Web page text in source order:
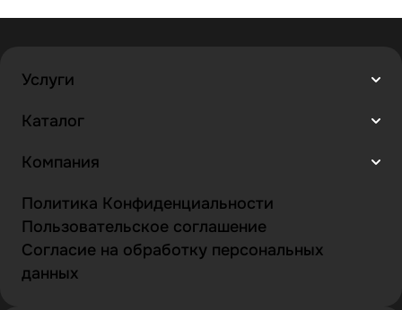
Услуги
Каталог
Компания
Политика Конфиденциальности
Пользовательское соглашение
Согласие на обработку персональных
данных